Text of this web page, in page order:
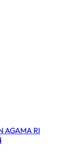
AGAMA RI